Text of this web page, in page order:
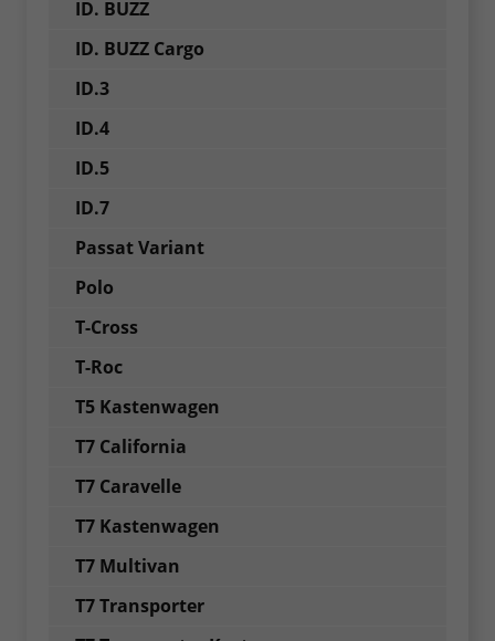
ID. BUZZ
ID. BUZZ Cargo
ID.3
ID.4
ID.5
ID.7
Passat Variant
Polo
T-Cross
T-Roc
T5 Kastenwagen
T7 California
T7 Caravelle
T7 Kastenwagen
T7 Multivan
T7 Transporter